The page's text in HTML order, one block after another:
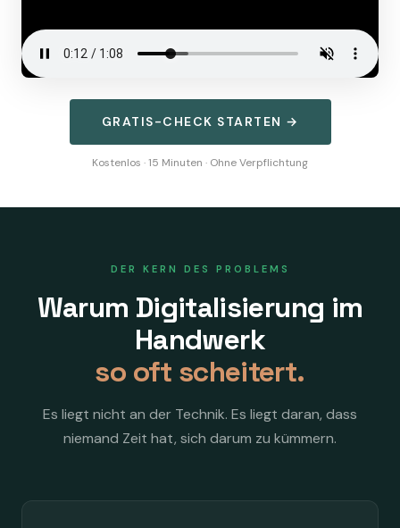
GRATIS-CHECK STARTEN →
Kostenlos · 15 Minuten · Ohne Verpflichtung
DER KERN DES PROBLEMS
Warum Digitalisierung im
Handwerk
so oft scheitert.
Es liegt nicht an der Technik. Es liegt daran, dass
niemand Zeit hat, sich darum zu kümmern.